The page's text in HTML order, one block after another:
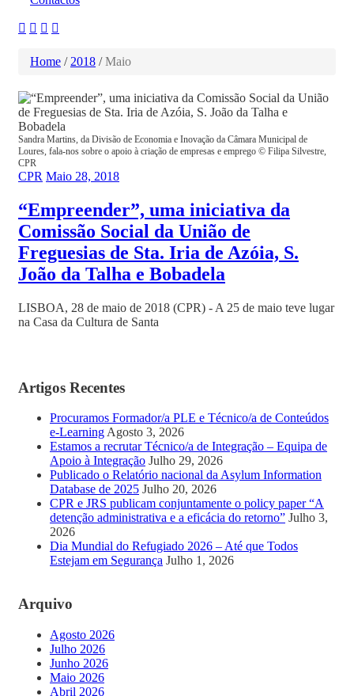
Home / 2018 /Maio
Sandra Martins, da Divisão de Economia e Inovação da Câmara Municipal de
Loures, fala-nos sobre o apoio à criação de empresas e emprego © Filipa Silvestre,
CPR
CPR Maio 28, 2018
“Empreender”, uma iniciativa da
Comissão Social da União de
Freguesias de Sta. Iria de Azóia, S.
João da Talha e Bobadela
LISBOA, 28 de maio de 2018 (CPR) - A 25 de maio teve lugar
na Casa da Cultura de Santa
Artigos Recentes
Procuramos Formador/a PLE e Técnico/a de Conteúdos
e-Learning Agosto 3, 2026
Estamos a recrutar Técnico/a de Integração – Equipa de
Apoio à Integração Julho 29, 2026
Publicado o Relatório nacional da Asylum Information
Database de 2025 Julho 20, 2026
CPR e JRS publicam conjuntamente o policy paper “A
detenção administrativa e a eficácia do retorno” Julho 3,
2026
Dia Mundial do Refugiado 2026 – Até que Todos
Estejam em Segurança Julho 1, 2026
Arquivo
Agosto 2026
Julho 2026
Junho 2026
Maio 2026
Abril 2026